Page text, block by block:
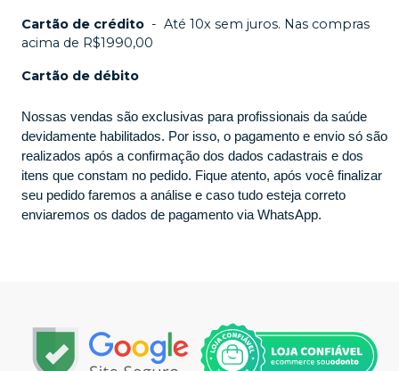
Cartão de crédito - Até 10x sem juros. Nas compras
acima de R$1990,00
Cartão de débito
Nossas vendas são exclusivas para profissionais da saúde
devidamente habilitados. Por isso, o pagamento e envio só são
realizados após a confirmação dos dados cadastrais e dos
itens que constam no pedido. Fique atento, após você finalizar
seu pedido faremos a análise e caso tudo esteja correto
enviaremos os dados de pagamento via WhatsApp.